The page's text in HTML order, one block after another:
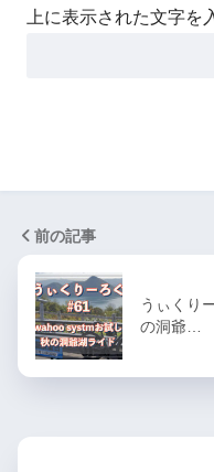
上に表示された文字を
前の記事
うぃくり
の洞爺…